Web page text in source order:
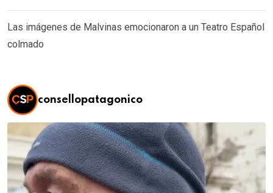
Las imágenes de Malvinas emocionaron a un Teatro Español
colmado
consellopatagonico